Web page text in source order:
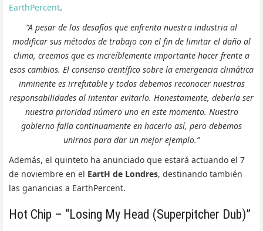
EarthPercent.
“A pesar de los desafíos que enfrenta nuestra industria al
modificar sus métodos de trabajo con el fin de limitar el daño al
clima, creemos que es increíblemente importante hacer frente a
esos cambios. El consenso científico sobre la emergencia climática
inminente es irrefutable y todos debemos reconocer nuestras
responsabilidades al intentar evitarlo. Honestamente, debería ser
nuestra prioridad número uno en este momento. Nuestro
gobierno falla continuamente en hacerlo así, pero debemos
unirnos para dar un mejor ejemplo.”
Además, el quinteto ha anunciado que estará actuando el 7
de noviembre en el EartH de Londres, destinando también
las ganancias a EarthPercent.
Hot Chip – “Losing My Head (Superpitcher Dub)”